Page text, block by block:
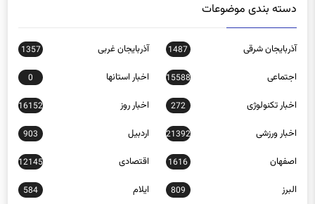
دسته بندی موضوعات
آذربایجان شرقی 1487 آذربایجان غربی 1357
اجتماعی 15588 اخبار استانها 0
اخبار تکنولوژی 272 اخبار روز 16152
اخبار ورزشی 21392 اردبیل 903
اصفهان 1616 اقتصادی 12145
البرز 809 ایلام 584